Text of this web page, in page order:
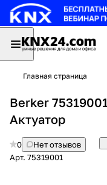
Главная страница
Berker 75319001
Актуатор
0
Нет отзывов
Арт. 75319001